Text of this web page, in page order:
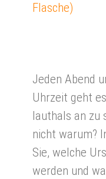
Flasche)
Jeden Abend
Uhrzeit geht
lauthals an zu
nicht warum?
Sie, welche
werden und